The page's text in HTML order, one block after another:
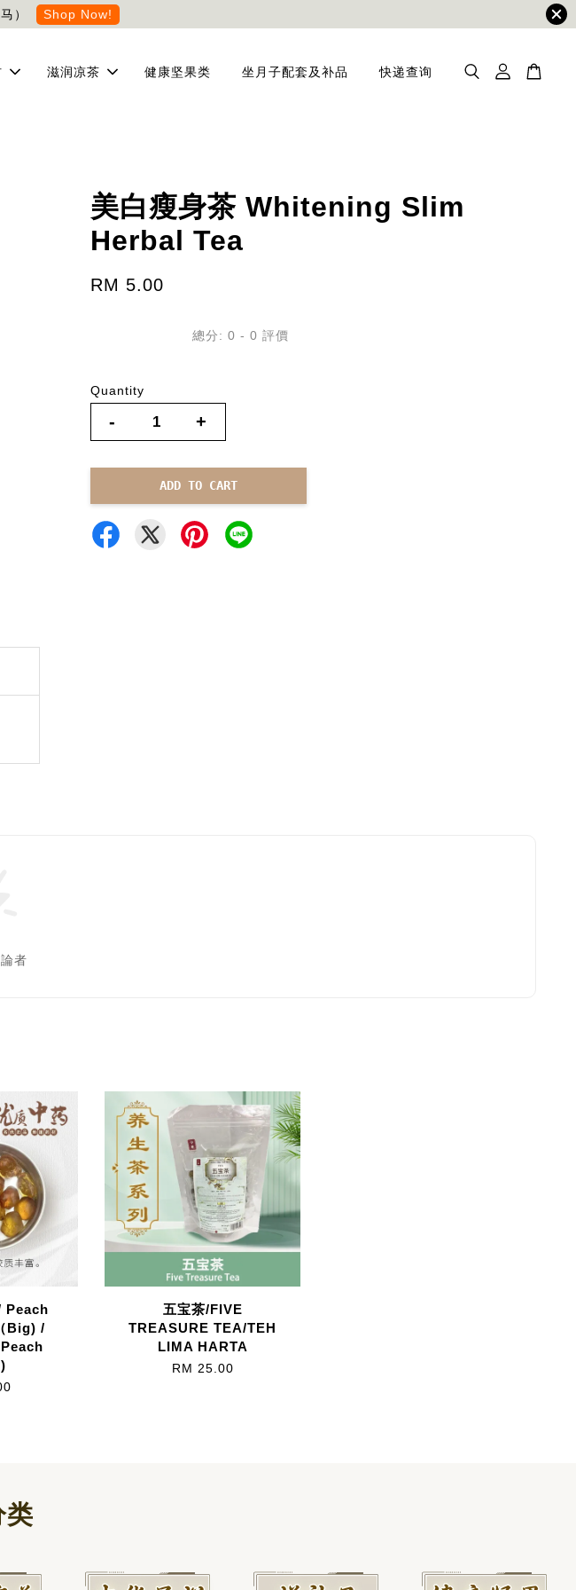
） Shop Now!
滋润凉茶 健康坚果类 坐月子配套及补品 快递查询
美白瘦身茶 Whitening Slim
Herbal Tea
RM 5.00
總分:0 -0 評價
Quantity
- +
ADD TO CART
者
Peach
Big) /
五宝茶/FIVE
TREASURE TEA/TEH
LIMA HARTA
RM 25.00
类